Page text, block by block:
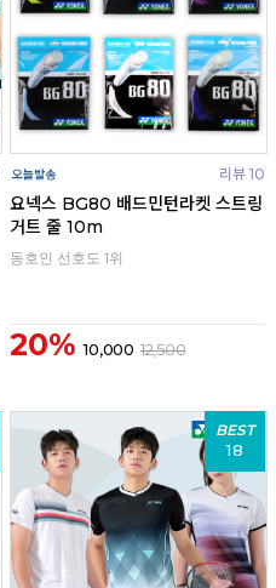
리뷰 10
요넥스 BG80 배드민턴라켓 스트링
거트 줄 10m
동호인 선호도 1위
20% 10,000 12,500
BEST
18